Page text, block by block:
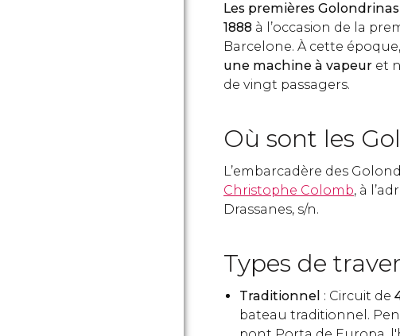
Les premières
1888 à l’occasion de la
Barcelone. À cette époque,
une machine à vapeur et
de vingt passagers.
Où sont les
L’embarcadère des
Christophe Colomb, à
Drassanes, s/n.
Types de
Traditionnel : Circuit de
bateau traditionnel.